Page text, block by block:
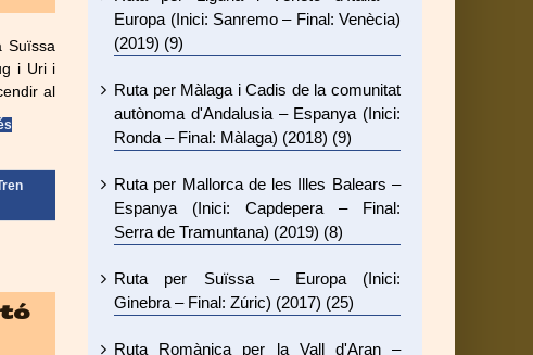
Suïssa
i Uri i
al
Europa (Inici: Sanremo – Final: Venècia)
(2019) (9)
Ruta per Màlaga i Cadis de la comunitat
autònoma d'Andalusia – Espanya (Inici:
Ronda – Final: Màlaga) (2018) (9)
Ruta per Mallorca de les Illes Balears –
Espanya (Inici: Capdepera – Final:
Serra de Tramuntana) (2019) (8)
Ruta per Suïssa – Europa (Inici:
Ginebra – Final: Zúric) (2017) (25)
Ruta Romànica per la Vall d'Aran –